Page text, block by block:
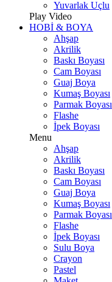
Yuvarlak Uçlu
Play Video
HOBİ & BOYA
Ahşap
Akrilik
Baskı Boyası
Cam Boyası
Guaj Boya
Kumaş Boyası
Parmak Boyası
Flashe
İpek Boyası
Menu
Ahşap
Akrilik
Baskı Boyası
Cam Boyası
Guaj Boya
Kumaş Boyası
Parmak Boyası
Flashe
İpek Boyası
Sulu Boya
Crayon
Pastel